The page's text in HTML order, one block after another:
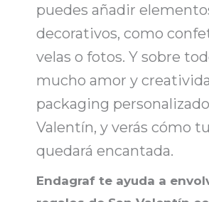
puedes añadir
decorativos, como
velas o fotos. Y sobre
mucho amor y
packaging
Valentín, y verás cómo
quedará encantada.
Endagraf te ayuda a